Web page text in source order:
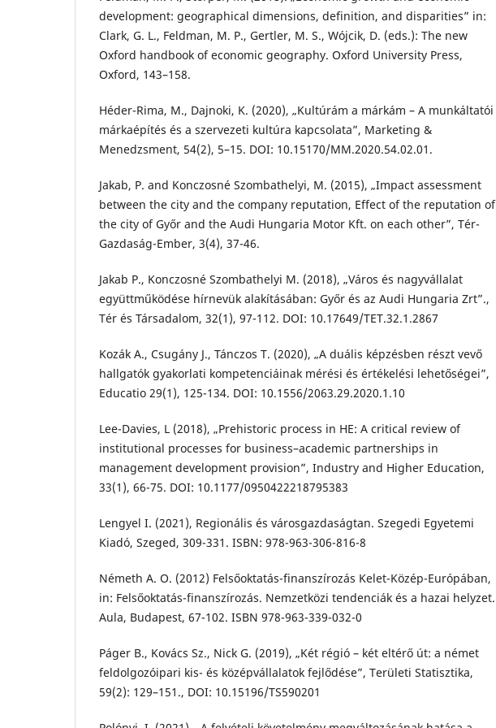
development: geographical dimensions, definition, and disparities” in:
Clark, G. L., Feldman, M. P., Gertler, M. S., Wójcik, D. (eds.): The new
Oxford handbook of economic geography. Oxford University Press,
Oxford, 143–158.
Héder-Rima, M., Dajnoki, K. (2020), „Kultúrám a márkám – A munkáltatói
márkaépítés és a szervezeti kultúra kapcsolata”, Marketing &
Menedzsment, 54(2), 5–15. DOI: 10.15170/MM.2020.54.02.01.
Jakab, P. and Konczosné Szombathelyi, M. (2015), „Impact assessment
between the city and the company reputation, Effect of the reputation of
the city of Győr and the Audi Hungaria Motor Kft. on each other”, Tér-
Gazdaság-Ember, 3(4), 37-46.
Jakab P., Konczosné Szombathelyi M. (2018), „Város és nagyvállalat
együttműködése hírnevük alakításában: Győr és az Audi Hungaria Zrt”.,
Tér és Társadalom, 32(1), 97-112. DOI: 10.17649/TET.32.1.2867
Kozák A., Csugány J., Tánczos T. (2020), „A duális képzésben részt vevő
hallgatók gyakorlati kompetenciáinak mérési és értékelési lehetőségei”,
Educatio 29(1), 125-134. DOI: 10.1556/2063.29.2020.1.10
Lee-Davies, L (2018), „Prehistoric process in HE: A critical review of
institutional processes for business–academic partnerships in
management development provision”, Industry and Higher Education,
33(1), 66-75. DOI: 10.1177/0950422218795383
Lengyel I. (2021), Regionális és városgazdaságtan. Szegedi Egyetemi
Kiadó, Szeged, 309-331. ISBN: 978-963-306-816-8
Németh A. O. (2012) Felsőoktatás-finanszírozás Kelet-Közép-Európában,
in: Felsőoktatás-finanszírozás. Nemzetközi tendenciák és a hazai helyzet.
Aula, Budapest, 67-102. ISBN 978-963-339-032-0
Páger B., Kovács Sz., Nick G. (2019), „Két régió – két eltérő út: a német
feldolgozóipari kis- és középvállalatok fejlődése”, Területi Statisztika,
59(2): 129–151., DOI: 10.15196/TS590201